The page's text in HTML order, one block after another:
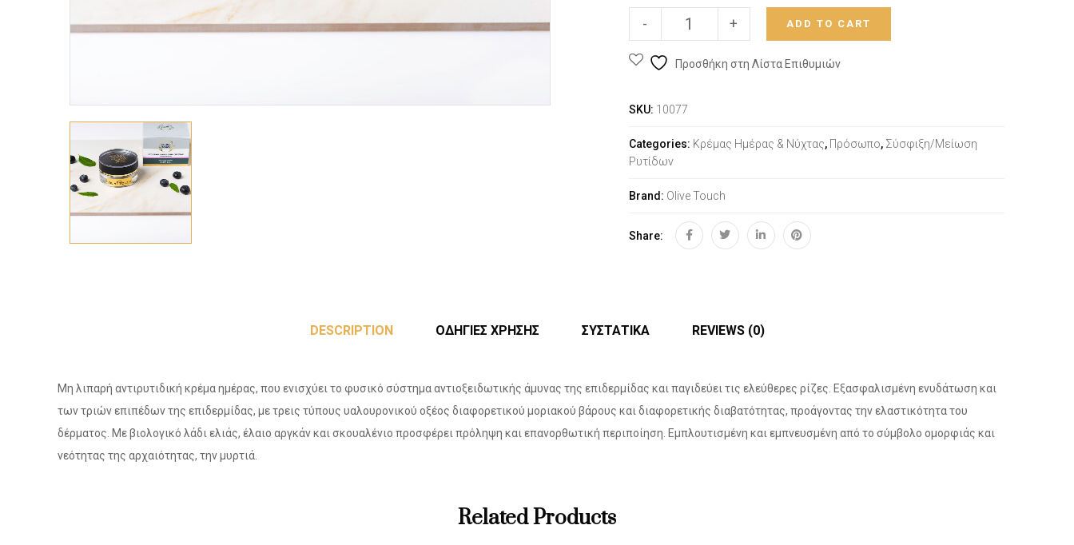
+
- ADD TO CART
Προσθήκη στη Λίστα Επιθυμιών
SKU: 10077
Categories: Κρέμας Ημέρας & Νύχτας, Πρόσωπο, Σύσφιξη/Μείωση
Ρυτίδων
Brand: Olive Touch
Share:
DESCRIPTION ΟΔΗΓΙΕΣ ΧΡΗΣΗΣ ΣΥΣΤΑΤΙΚΑ REVIEWS (0)
Μη λιπαρή αντιρυτιδική κρέμα ημέρας, που ενισχύει το φυσικό σύστημα αντιοξειδωτικής άμυνας της επιδερμίδας και παγιδεύει τις ελεύθερες ρίζες. Εξασφαλισμένη ενυδάτωση και
των τριών επιπέδων της επιδερμίδας, με τρεις τύπους υαλουρονικού οξέος διαφορετικού μοριακού βάρους και διαφορετικής διαβατότητας, προάγοντας την ελαστικότητα του
δέρματος. Με βιολογικό λάδι ελιάς, έλαιο αργκάν και σκουαλένιο προσφέρει πρόληψη και επανορθωτική περιποίηση. Εμπλουτισμένη και εμπνευσμένη από το σύμβολο ομορφιάς και
νεότητας της αρχαιότητας, την μυρτιά.
Related Products